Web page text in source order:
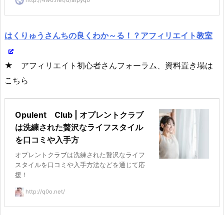
はくりゅうさんちの良くわか～る！？アフィリエイト教室
★ アフィリエイト初心者さんフォーラム、資料置き場は
こちら
Opulent Club | オプレントクラブ
は洗練された贅沢なライフスタイル
を口コミや入手方
オプレントクラブは洗練された贅沢なライフ
スタイルを口コミや入手方法などを通じて応
援！
http://q0o.net/